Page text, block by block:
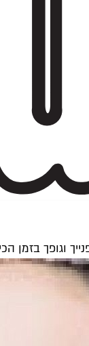
וגופך